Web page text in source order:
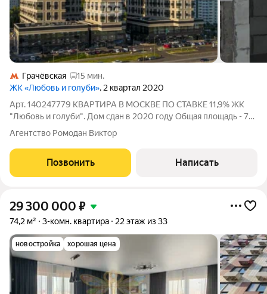
Грачёвская
15 мин.
ЖК «Любовь и голуби», 2 квартал 2020
Арт. 140247779 КВАРТИРА В МОСКВЕ ПО СТАВКЕ 11,9% ЖК
"Любовь и голуби". Дом сдан в 2020 году Общая площадь - 71,1
м Кухня-гостиная - 30,9 м Потолки - 3 м 2 санузла Монолитный
дом бизнес-класса. Все соседи уже сделали ремонт. 2 лифта:
пассажирский и
Агентство Ромодан Виктор
Позвонить Написать
29 300 000 ₽
74,2 м² 3-комн. квартира 22 этаж из 33
новостройка хорошая цена